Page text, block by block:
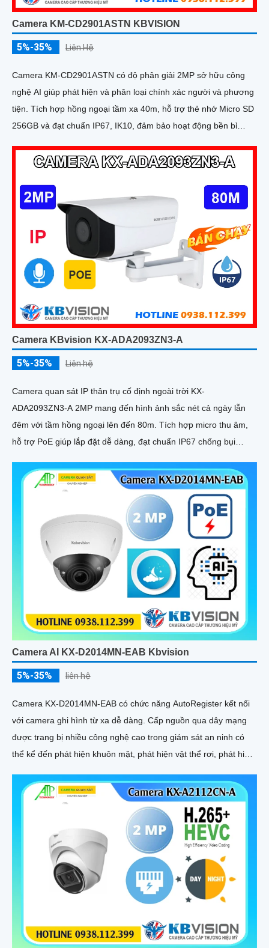
Camera KM-CD2901ASTN KBVISION
5%-35% Liên Hệ
Camera KM-CD2901ASTN có độ phân giải 2MP sở hữu công
nghệ AI giúp phát hiện và phân loại chính xác người và phương
tiện. Tích hợp hồng ngoại tầm xa 40m, hỗ trợ thẻ nhớ Micro SD
256GB và đạt chuẩn IP67, IK10, đảm bảo hoạt động bền bỉ
Camera KBvision KX-ADA2093ZN3-A
5%-35% Liên hệ
Camera quan sát IP thân trụ cố định ngoài trời KX-
ADA2093ZN3-A 2MP mang đến hình ảnh sắc nét cả ngày lẫn
đêm với tầm hồng ngoại lên đến 80m. Tích hợp micro thu âm,
hỗ trợ PoE giúp lắp đặt dễ dàng, đạt chuẩn IP67 chống bụi
Camera AI KX-D2014MN-EAB Kbvision
5%-35% liên hệ
Camera KX-D2014MN-EAB có chức năng AutoRegister kết nối
với camera ghi hình từ xa dễ dàng. Cấp nguồn qua dây mạng
được trang bị nhiều công nghệ cao trong giám sát an ninh có
thể kể đến phát hiện khuôn mặt, phát hiện vật thể rơi, phát hiện